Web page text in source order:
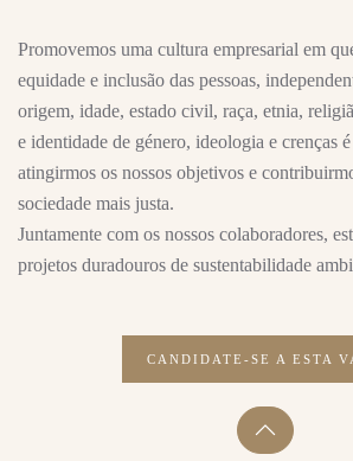
Promovemos uma cultura empresarial em
equidade e inclusão das pessoas,
origem, idade, estado civil, raça, etnia,
e identidade de género, ideologia e crenças
atingirmos os nossos objetivos e
sociedade mais justa.
Juntamente com os nossos colaboradores,
projetos duradouros de sustentabilidade
CANDIDATE-SE A ESTA